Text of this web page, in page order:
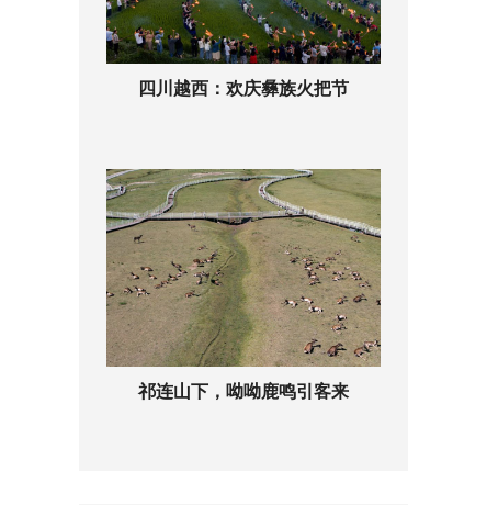
四川越西：欢庆彝族火把节
祁连山下，呦呦鹿鸣引客来